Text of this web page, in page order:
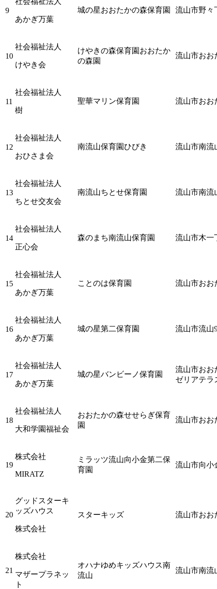
9
あかぎ万葉
城の星おおたかの森保育園 流山市野々
10
社会福祉法人
けやき会
けやきの森保育園おおたか
の森園
流山市おお
11
社会福祉法人
樹
聖華マリン保育園 流山市おお
12
社会福祉法人
おひさま会
南流山保育園ひびき 流山市南流
13
社会福祉法人
ちとせ交友会
南流山ちとせ保育園 流山市南流
14
社会福祉法人
正心会
森のまち南流山保育園 流山市木一
15
社会福祉法人
あかぎ万葉
ことのは保育園 流山市おお
16
社会福祉法人
あかぎ万葉
城の星第二保育園 流山市流山
17
社会福祉法人
あかぎ万葉
城の星バンビーノ保育園
流山市おお
ゼリアテラ
18
社会福祉法人
大和学園福祉会
おおたかの森せせらぎ保育
園
流山市おお
19
株式会社
MIRATZ
ミラッツ流山向小金第二保
育園
流山市向小
20
グッドスターキ
ッズハウス
株式会社
スターキッズ 流山市おお
21
株式会社
マザープラネッ
ト
オハナゆめキッズハウス南
流山
流山市南流